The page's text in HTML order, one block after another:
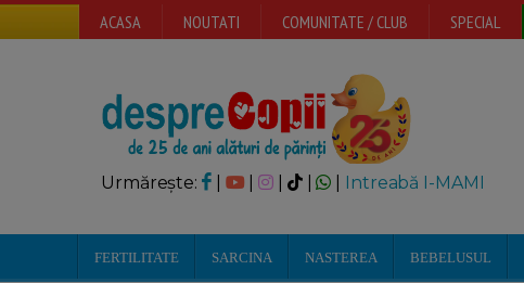
ACASA NOUTATI COMUNITATE / CLUB SPECIAL
Urmărește: | | Intreabă I-MAMI
FERTILITATE SARCINA NASTEREA BEBELUSUL